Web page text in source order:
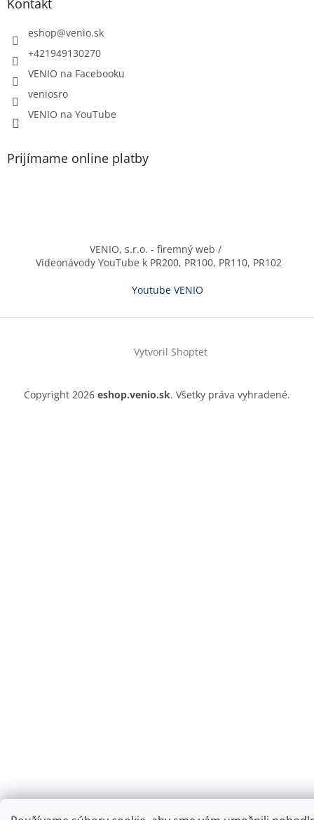
Kontakt
eshop@venio.sk
+421949130270
VENIO na Facebooku
veniosro
VENIO na YouTube
Prijímame online platby
VENIO, s.r.o. - firemný web /
Videonávody YouTube k PR200, PR100, PR110, PR102
Youtube VENIO
Vytvoril Shoptet
Copyright 2026 eshop.venio.sk. Všetky práva vyhradené.